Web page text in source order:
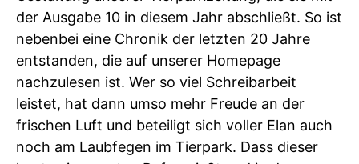
der Ausgabe 10 in diesem Jahr abschließt. So ist
nebenbei eine Chronik der letzten 20 Jahre
entstanden, die auf unserer Homepage
nachzulesen ist. Wer so viel Schreibarbeit
leistet, hat dann umso mehr Freude an der
frischen Luft und beteiligt sich voller Elan auch
noch am Laubfegen im Tierpark. Dass dieser